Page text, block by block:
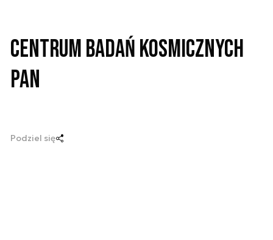
Centrum Badań Kosmicznych
PAN
Podziel się